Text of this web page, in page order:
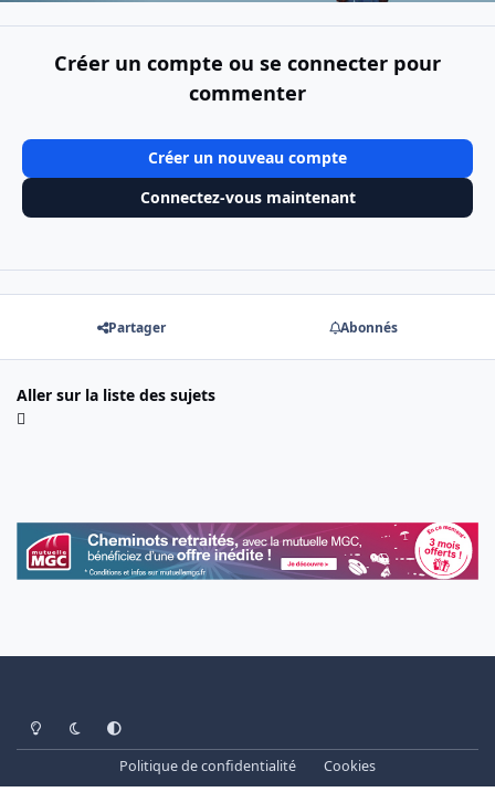
Créer un compte ou se connecter pour
commenter
Créer un nouveau compte
Connectez-vous maintenant
Partager Abonnés
Aller sur la liste des sujets
Light ModeDark ModeSystem Preference
Politique de confidentialité
Cookies